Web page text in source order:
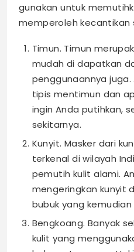
gunakan untuk
memperolehkecantikan
Timun. Timun
mudah di dapatkan
penggunaannya
tipis mentimun dan
ingin Anda putihkan,
sekitarnya.
Kunyit. Masker dari
terkenal di wilayah
pemutih kulit alami.
mengeringkan kunyit
bubuk yang
Bengkoang. Banyak
kulit yang